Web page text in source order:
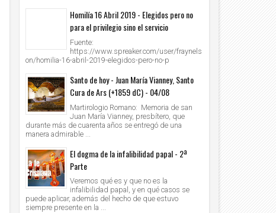
Homilía 16 Abril 2019 - Elegidos pero no
para el privilegio sino el servicio
Fuente:
https://www.spreaker.com/user/fraynels
on/homilia-16-abril-2019-elegidos-pero-no-p
Santo de hoy - Juan María Vianney, Santo
Cura de Ars (+1859 dC) - 04/08
Martirologio Romano: Memoria de san
Juan María Vianney, presbítero, que
durante más de cuarenta años se entregó de una
manera admirable ...
El dogma de la infalibilidad papal - 2ª
Parte
Veremos qué es y que no es la
infalibilidad papal, y en qué casos se
puede aplicar, además del hecho de que estuvo
siempre presente en la ...